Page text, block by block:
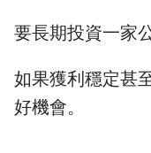
要長期投資一家
如果獲利穩定甚
好機會。